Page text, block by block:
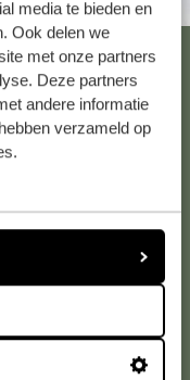
media te bieden en
Ook delen we
met onze partners
Deze partners
andere informatie
verzameld op
Ou retrouvez ici
posées